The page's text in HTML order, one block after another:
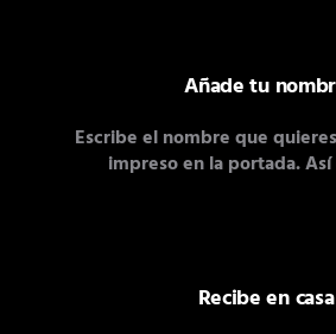
Añade tu
Escribe el nombre que
impreso en la portada.
Recibe en casa